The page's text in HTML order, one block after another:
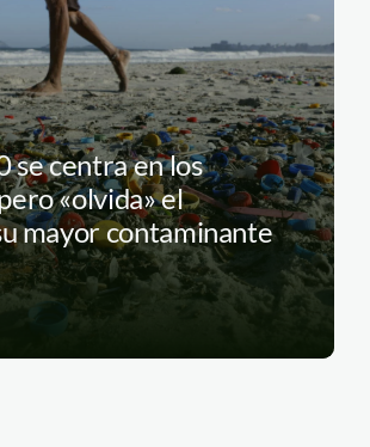
se centra en los
«olvida» el
mayor contaminante